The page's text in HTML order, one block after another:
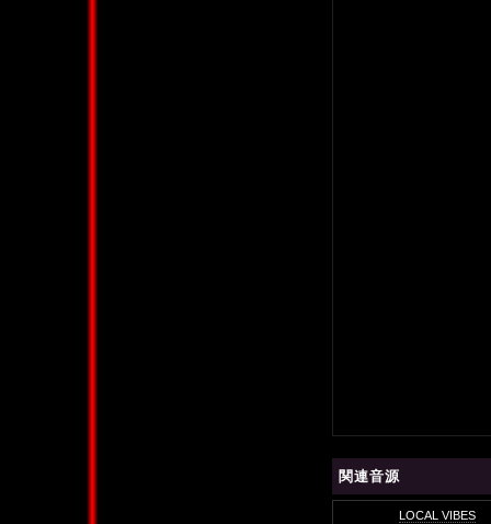
関連音源
LOCAL VIBES